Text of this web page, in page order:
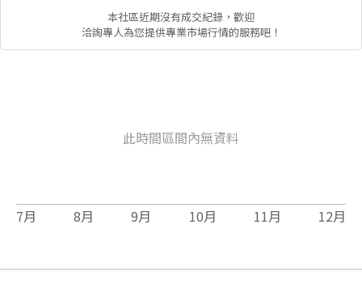
本社區近期沒有成交紀錄，歡迎
洽詢專人為您提供專業市場行情的服務吧！
此時間區間內無資料
7月 8月 9月 10月 11月 12月